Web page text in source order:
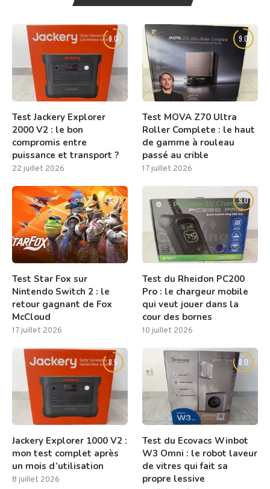
9.0
Test Jackery Explorer
2000 V2 : le bon
compromis entre
puissance et transport ?
22 juillet 2026
9.0
Test MOVA Z70 Ultra
Roller Complete : le haut
de gamme à rouleau
passé au crible
17 juillet 2026
8.0
Test Star Fox sur
Nintendo Switch 2 : le
retour gagnant de Fox
McCloud
17 juillet 2026
9.0
Test du Rheidon PC200
Pro : le chargeur mobile
qui veut jouer dans la
cour des bornes
10 juillet 2026
8.5
Jackery Explorer 1000 V2 :
mon test complet après
un mois d’utilisation
8 juillet 2026
8.0
Test du Ecovacs Winbot
W3 Omni : le robot laveur
de vitres qui fait sa
propre lessive